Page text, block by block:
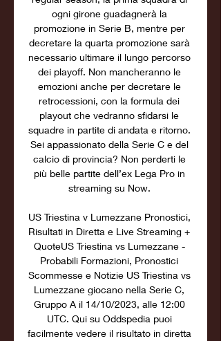
ogni girone guadagnerà la
promozione in Serie B, mentre per
decretare la quarta promozione sarà
necessario ultimare il lungo percorso
dei playoff. Non mancheranno le
emozioni anche per decretare le
retrocessioni, con la formula dei
playout che vedranno sfidarsi le
squadre in partite di andata e ritorno.
Sei appassionato della Serie C e del
calcio di provincia? Non perderti le
più belle partite dell’ex Lega Pro in
streaming su Now.
US Triestina v Lumezzane Pronostici,
Risultati in Diretta e Live Streaming +
QuoteUS Triestina vs Lumezzane -
Probabili Formazioni, Pronostici
Scommesse e Notizie US Triestina vs
Lumezzane giocano nella Serie C,
Gruppo A il 14/10/2023, alle 12:00
UTC. Qui su Oddspedia puoi
facilmente vedere il risultato in diretta